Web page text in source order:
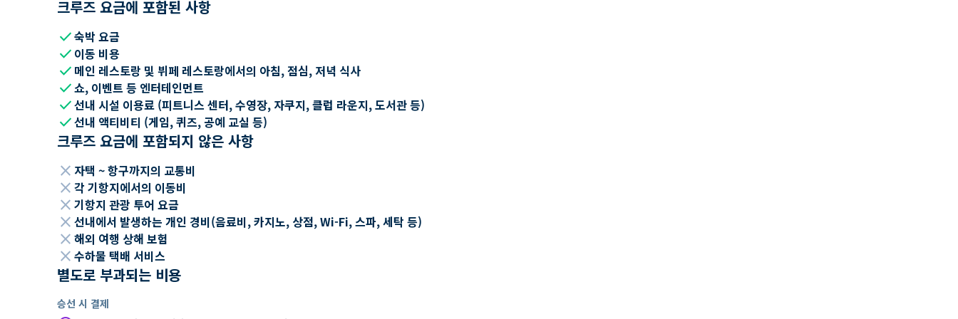
크루즈 요금에 포함된 사항
check숙박 요금
check 이동 비용
check 메인 레스토랑 및 뷔페 레스토랑에서의 아침, 점심, 저녁 식사
check쇼, 이벤트 등 엔터테인먼트
check선내 시설 이용료 (피트니스 센터, 수영장, 자쿠지, 클럽 라운지, 도서관 등)
check선내 액티비티 (게임, 퀴즈, 공예 교실 등)
크루즈 요금에 포함되지 않은 사항
close 자택 ~ 항구까지의 교통비
close 각 기항지에서의 이동비
close 기항지 관광 투어 요금
close 선내에서 발생하는 개인 경비(음료비, 카지노, 상점, Wi-Fi, 스파, 세탁 등)
close 해외 여행 상해 보험
close 수하물 택배 서비스
별도로 부과되는 비용
승선 시 결제